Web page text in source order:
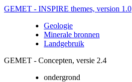
GEMET - INSPIRE themes, version 1.0
Geologie
Minerale bronnen
Landgebruik
GEMET - Concepten, versie 2.4
ondergrond